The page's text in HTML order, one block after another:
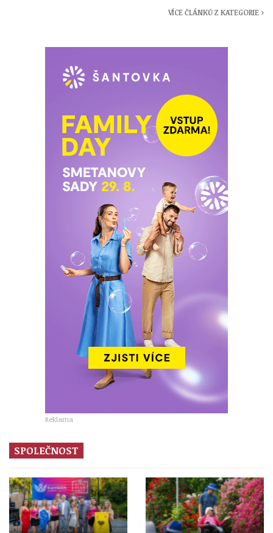
VÍCE ČLÁNKŮ Z KATEGORIE ›
Reklama
SPOLEČNOST